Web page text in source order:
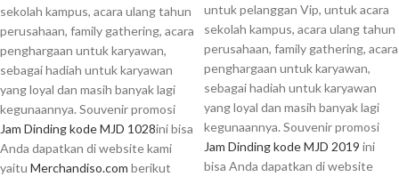
sekolah kampus, acara ulang tahun
perusahaan, family gathering, acara
penghargaan untuk karyawan,
sebagai hadiah untuk karyawan
yang loyal dan masih banyak lagi
kegunaannya. Souvenir promosi
Jam Dinding kode MJD 1028ini bisa
Anda dapatkan di website kami
yaitu Merchandiso.com berikut
untuk pelanggan Vip, untuk acara
sekolah kampus, acara ulang tahun
perusahaan, family gathering, acara
penghargaan untuk karyawan,
sebagai hadiah untuk karyawan
yang loyal dan masih banyak lagi
kegunaannya. Souvenir promosi
Jam Dinding kode MJD 2019 ini
bisa Anda dapatkan di website